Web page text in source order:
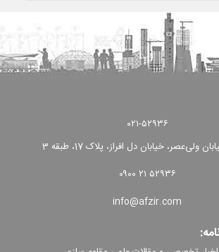
۰۲۱-۵۲۹۳۶
ولی‌عصر، خیابان دل افراز، پلاک 17، طبقه 3
۰۹۰۰ ۲۱ ۵۲۹۳۶
info@afzir.com